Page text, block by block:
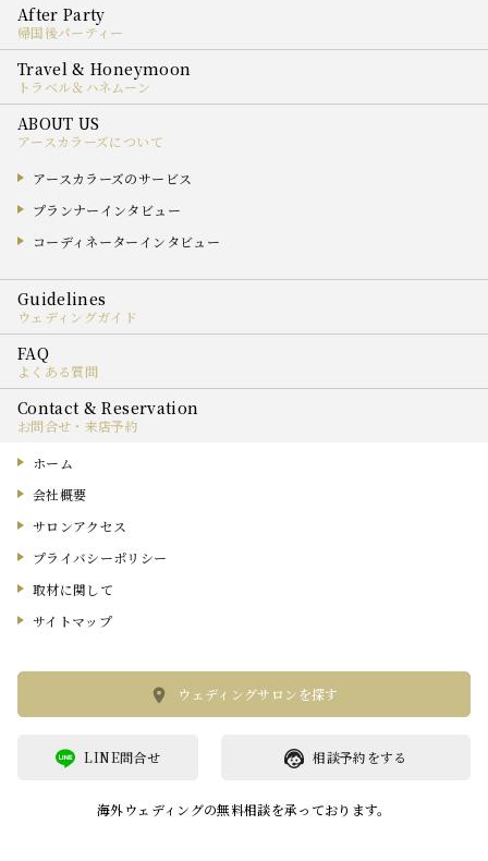
帰国後パーティー
トラベル＆ハネムーン
アースカラーズについて
アースカラーズのサービス
プランナーインタビュー
コーディネーターインタビュー
ウェディングガイド
よくある質問
お問合せ・来店予約
ホーム
会社概要
サロンアクセス
プライバシーポリシー
取材に関して
サイトマップ
ウェディングサロンを探す
相談予約をする
LINE問合せ
海外ウェディングの無料相談を承っております。